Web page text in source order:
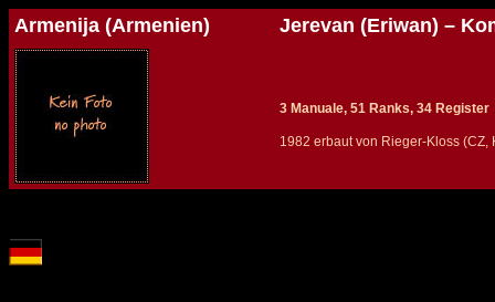
Armenija (Armenien) Jerevan (Eriwan) –
3 Manuale, 51 Ranks, 34 Register
1982 erbaut von Rieger-Kloss (CZ,